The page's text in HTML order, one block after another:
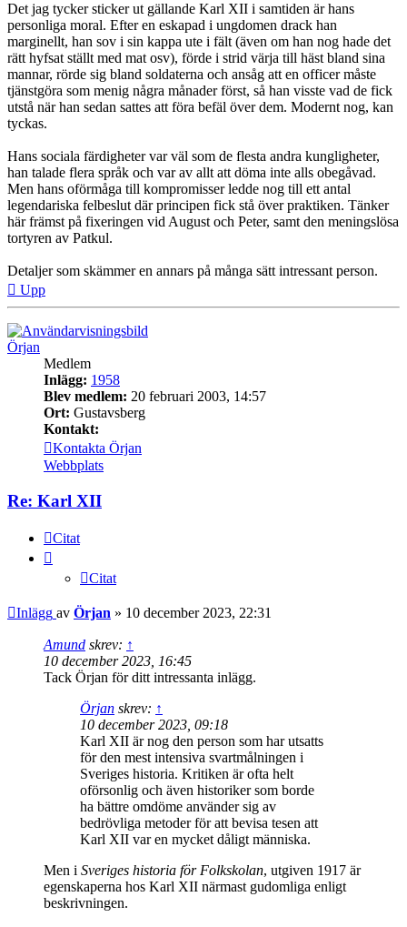
Det jag tycker sticker ut gällande Karl XII i samtiden är hans
personliga moral. Efter en eskapad i ungdomen drack han
marginellt, han sov i sin kappa ute i fält (även om han nog hade det
rätt hyfsat ställt med mat osv), förde i strid värja till häst bland sina
mannar, rörde sig bland soldaterna och ansåg att en officer måste
tjänstgöra som menig några månader först, så han visste vad de fick
utstå när han sedan sattes att föra befäl över dem. Modernt nog, kan
tyckas.
Hans sociala färdigheter var väl som de flesta andra kungligheter,
han talade flera språk och var av allt att döma inte alls obegåvad.
Men hans oförmåga till kompromisser ledde nog till ett antal
legendariska felbeslut där principen fick stå över praktiken. Tänker
här främst på fixeringen vid August och Peter, samt den meningslösa
tortyren av Patkul.
Detaljer som skämmer en annars på många sätt intressant person.
Upp
Örjan
Medlem
Inlägg: 1958
Blev medlem: 20 februari 2003, 14:57
Ort: Gustavsberg
Kontakt:
Kontakta Örjan
Webbplats
Re: Karl XII
Citat
Citat
Inlägg av Örjan » 10 december 2023, 22:31
Amund skrev: ↑
10 december 2023, 16:45
Tack Örjan för ditt intressanta inlägg.
Örjan skrev: ↑
10 december 2023, 09:18
Karl XII är nog den person som har utsatts
för den mest intensiva svartmålningen i
Sveriges historia. Kritiken är ofta helt
oförsonlig och även historiker som borde
ha bättre omdöme använder sig av
bedrövliga metoder för att bevisa tesen att
Karl XII var en mycket dåligt människa.
Men i Sveriges historia för Folkskolan, utgiven 1917 är
egenskaperna hos Karl XII närmast gudomliga enligt
beskrivningen.